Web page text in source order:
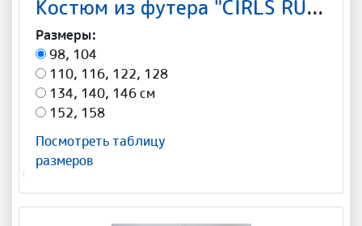
Костюм из футера "CIRLS RULLE" Арт-С004
Размеры:
98, 104
110, 116, 122, 128
134, 140, 146 см
152, 158
Посмотреть таблицу
размеров